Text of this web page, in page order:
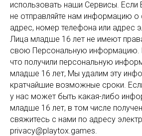
использовать наши Сервисы.
не отправляйте нам информацию о
адрес, номер телефона или адрес
Лица младше 16 лет не имеют
свою Персональную информацию.
что получили персональную
младше 16 лет, Мы удалим эту
кратчайшие возможные сроки.
у нас может быть какая-либо
младше 16 лет, в том числе
свяжитесь с нами по адресу
privacy@playtox.games.